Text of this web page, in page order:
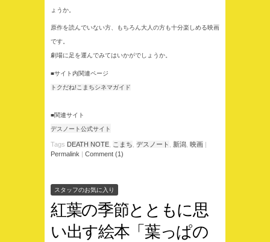
ょうか。
原作を読んでいない方、もちろん大人の方も十分楽しめる映画
です。
劇場に足を運んでみてはいかがでしょうか。
■サイト内関連ページ
トクだね!こまちシネマガイド
■関連サイト
デスノート公式サイト
Tags DEATH NOTE こまち デスノート 新潟 映画 |
Permalink | Comment (1)
スタッフのお気に入り
紅葉の季節とともに思
い出す絵本「葉っぱの